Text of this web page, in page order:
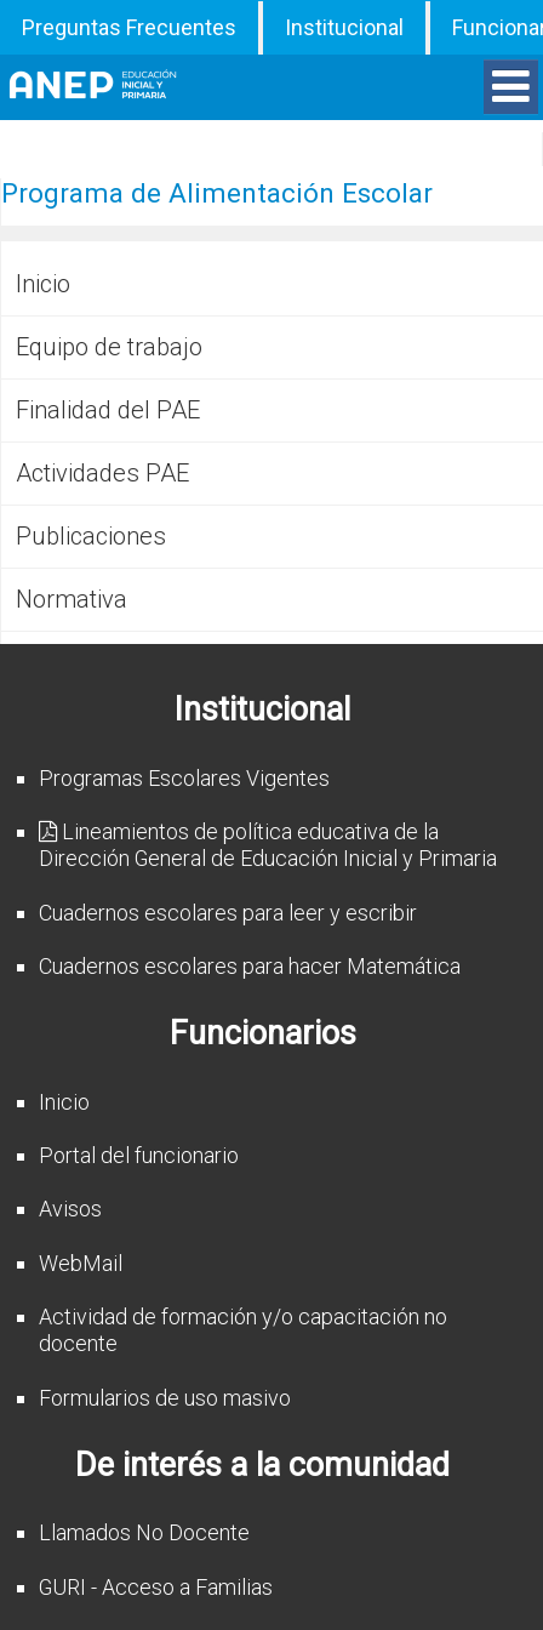
Preguntas Frecuentes Institucional
Inspecciones
Programas
ATD
Documentos
CFP
Programa de Alimentación Escolar
Inicio
Equipo de trabajo
Finalidad del PAE
Actividades PAE
Publicaciones
Normativa
Institucional
Programas Escolares Vigentes
Lineamientos de política educativa de la
Dirección General de Educación Inicial y Primaria
Cuadernos escolares para leer y escribir
Cuadernos escolares para hacer Matemática
Funcionarios
Inicio
Portal del funcionario
Avisos
WebMail
Actividad de formación y/o capacitación no
docente
Formularios de uso masivo
De interés a la comunidad
Llamados No Docente
GURI - Acceso a Familias